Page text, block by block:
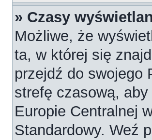
» Czasy
Możliwe, że
ta, w której się
przejdź do swojego
strefę czasową, aby
Europie Centralnej
Standardowy. Weź